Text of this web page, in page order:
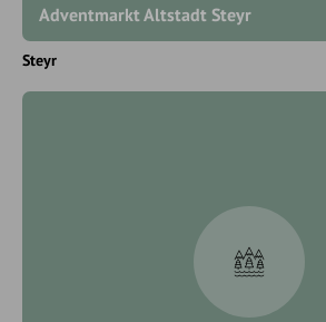
Adventmarkt Altstadt Steyr
Steyr